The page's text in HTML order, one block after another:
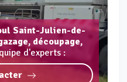
Saint-Julien-de-
découpage,
d'experts :